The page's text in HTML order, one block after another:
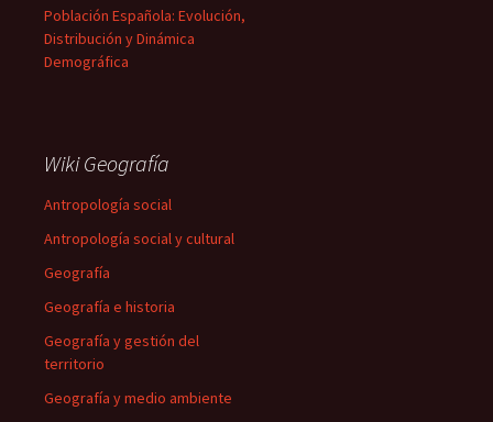
Población Española: Evolución,
Distribución y Dinámica
Demográfica
Wiki Geografía
Antropología social
Antropología social y cultural
Geografía
Geografía e historia
Geografía y gestión del
territorio
Geografía y medio ambiente